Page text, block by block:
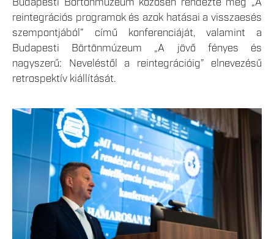
Budapesti Börtönmúzeum közösen rendezte meg „A
reintegrációs programok és azok hatásai a visszaesés
szempontjából” című konferenciáját, valamint a
Budapesti Börtönmúzeum „A jövő fényes és
nagyszerű: Neveléstől a reintegrációig” elnevezésű
retrospektív kiállítását.